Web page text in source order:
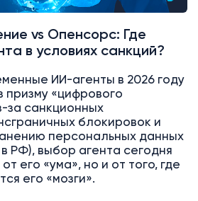
vs Опенсорс: Где
в условиях санкций?
ИИ-агенты в 2026 году
призму «цифрового
за санкционных
блокировок и
персональных данных
РФ), выбор агента сегодня
его «ума», но и от того, где
его «мозги».